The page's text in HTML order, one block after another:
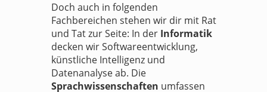
Doch auch in folgenden
Fachbereichen stehen wir dir mit Rat
und Tat zur Seite: In der Informatik
decken wir Softwareentwicklung,
künstliche Intelligenz und
Datenanalyse ab. Die
Sprachwissenschaften umfassen